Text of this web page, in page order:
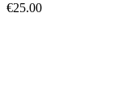
€25.00